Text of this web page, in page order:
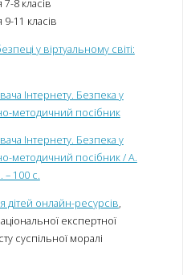
7-8 класів
9-11 класів
у віртуальному світі:
Інтернету. Безпека у
методичний посібник
Інтернету. Безпека у
методичний посібник / А.
– 100 с.
дітей онлайн-ресурсів,
експертної
суспільної моралі